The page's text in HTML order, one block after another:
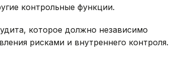
контрольные функции.
которое должно независимо
рисками и внутреннего контроля.